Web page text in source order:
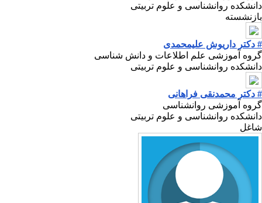
دانشکده روانشناسی و علوم تربیتی
بازنشسته
# دکتر داریوش علیمحمدی
گروه آموزشی علم اطلاعات و دانش شناسی
دانشکده روانشناسی و علوم تربیتی
# دکتر محمدنقی فراهانی
گروه آموزشی روانشناسی
دانشکده روانشناسی و علوم تربیتی
شاغل